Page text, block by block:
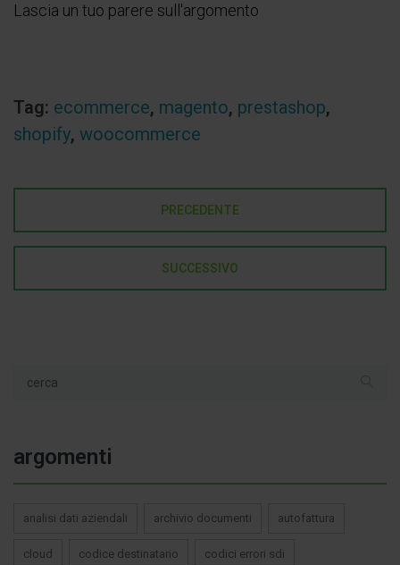
Lascia un tuo parere sull'argomento
Tag: ecommerce, magento, prestashop,
shopify, woocommerce
PRECEDENTE
SUCCESSIVO
argomenti
analisi dati aziendali archivio documenti autofattura
cloud codice destinatario codici errori sdi